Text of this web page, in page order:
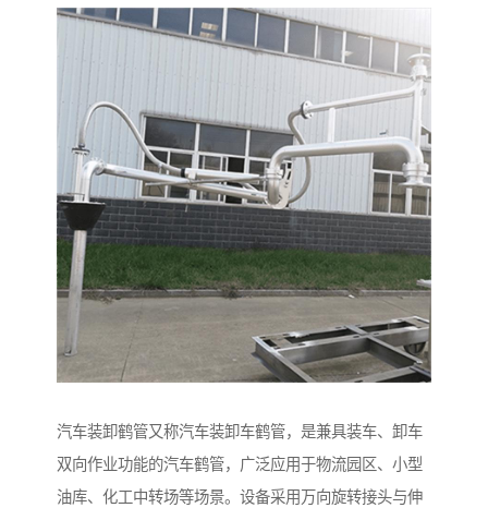
汽车装卸鹤管又称汽车装卸车鹤管，是兼具装车、卸车
双向作业功能的汽车鹤管，广泛应用于物流园区、小型
油库、化工中转场等场景。设备采用万向旋转接头与伸